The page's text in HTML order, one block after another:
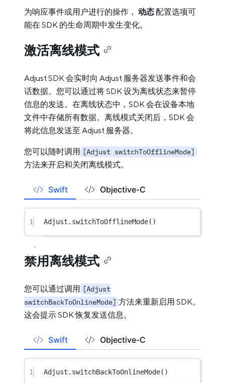
为响应事件或用户进行的操作， 动态配置选项可
能在 SDK 的生命周期中发生变化。
激活离线模式
Adjust SDK 会实时向 Adjust 服务器发送事件和会
话数据。您可以通过将 SDK 设为离线状态来暂停
信息的发送。在离线状态中，SDK 会在设备本地
文件中存储所有数据。离线模式关闭后，SDK 会
将此信息发送至 Adjust 服务器。
您可以随时调用 [Adjust switchToOfflineMode]
方法来开启和关闭离线模式。
Swift Objective-C
1 Adjust. switchToOfflineMode()
禁用离线模式
您可以通过调用 [Adjust
switchBackToOnlineMode] 方法来重新启用 SDK。
这会提示 SDK 恢复发送信息。
Swift Objective-C
1 Adjust. switchBackToOnlineMode()